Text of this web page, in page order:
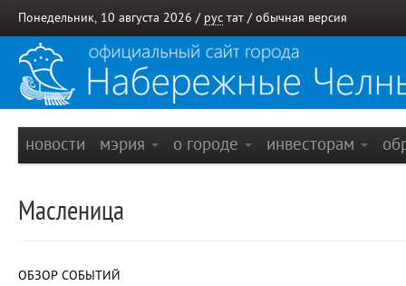
Понедельник, 10 августа 2026 / рус тат / обычная версия
новости мэрия о городе инвесторам
Масленица
ОБЗОР СОБЫТИЙ